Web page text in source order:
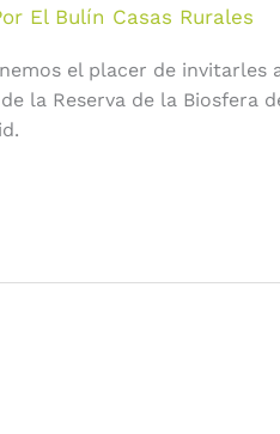
El Bulín Casas Rurales
el placer de
la Reserva de la Biosfera